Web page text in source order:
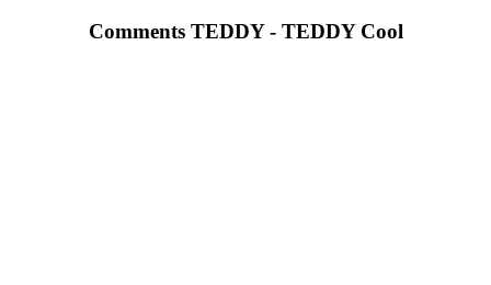
Comments TEDDY - TEDDY Cool